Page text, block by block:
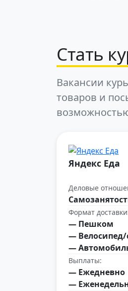
Стать
Вакансии
товаров и
Яндекс Еда
Деловые
Формат
— Пешком
—
—
Выплаты:
— Ежедневно
—